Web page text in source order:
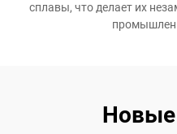
сплавы, что делает их